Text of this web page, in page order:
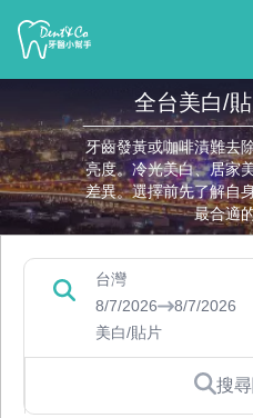
全台美白/
牙齒發黃或咖啡漬難去
亮度。冷光美白、居家
差異。選擇前先了解自
最合適
台灣
8/7/2026
8/7/2026
美白/貼片
搜